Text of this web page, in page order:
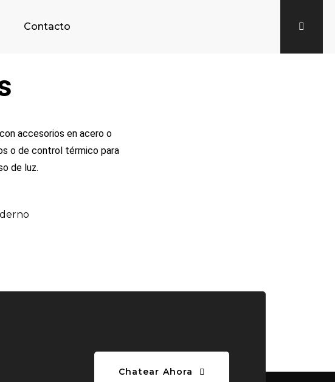
Contacto
accesorios en acero o
o de control térmico para
de luz.
Chatear Ahora